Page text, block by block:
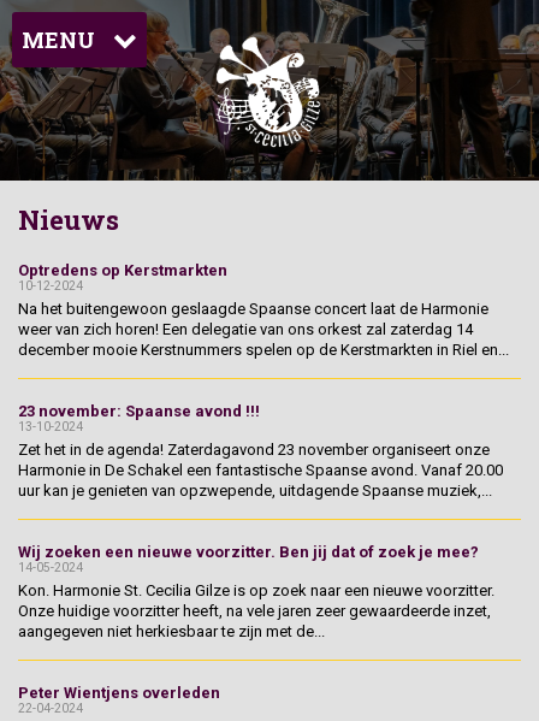
MENU
Nieuws
Optredens op Kerstmarkten
10-12-2024
Na het buitengewoon geslaagde Spaanse concert laat de Harmonie
weer van zich horen! Een delegatie van ons orkest zal zaterdag 14
december mooie Kerstnummers spelen op de Kerstmarkten in Riel en...
23 november: Spaanse avond !!!
13-10-2024
Zet het in de agenda! Zaterdagavond 23 november organiseert onze
Harmonie in De Schakel een fantastische Spaanse avond. Vanaf 20.00
uur kan je genieten van opzwepende, uitdagende Spaanse muziek,...
Wij zoeken een nieuwe voorzitter. Ben jij dat of zoek je mee?
14-05-2024
Kon. Harmonie St. Cecilia Gilze is op zoek naar een nieuwe voorzitter.
Onze huidige voorzitter heeft, na vele jaren zeer gewaardeerde inzet,
aangegeven niet herkiesbaar te zijn met de...
Peter Wientjens overleden
22-04-2024